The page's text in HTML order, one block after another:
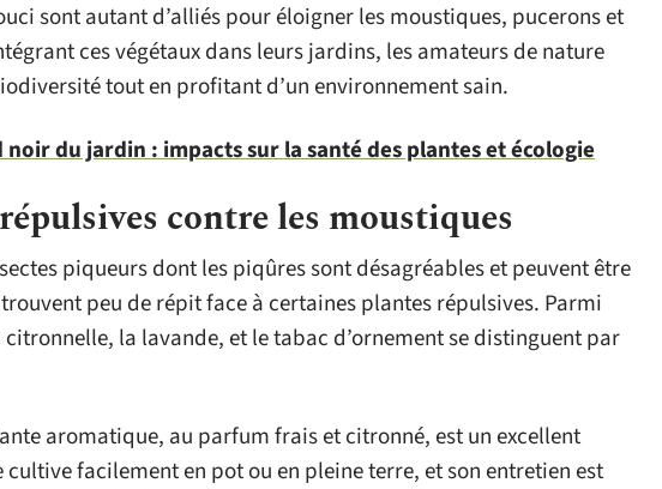
sont autant d’alliés pour éloigner les moustiques, pucerons et
ces végétaux dans leurs jardins, les amateurs de nature
tout en profitant d’un environnement sain.
noir du jardin : impacts sur la santé des plantes et écologie
contre les moustiques
piqueurs dont les piqûres sont désagréables et peuvent être
peu de répit face à certaines plantes répulsives. Parmi
la lavande, et le tabac d’ornement se distinguent par
aromatique, au parfum frais et citronné, est un excellent
facilement en pot ou en pleine terre, et son entretien est